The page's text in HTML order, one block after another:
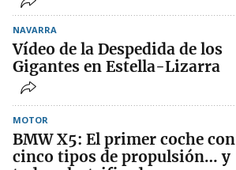
NAVARRA
Vídeo de la Despedida de los
Gigantes en Estella-Lizarra
MOTOR
BMW X5: El primer coche con
cinco tipos de propulsión… y